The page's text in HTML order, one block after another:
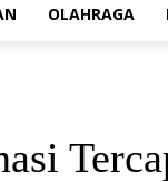
OLAHRAGA